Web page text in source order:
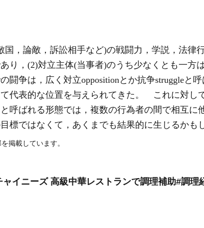
，論敵，訴訟相手など)の戦闘力，学説，法律
り，(2)対立主体(当事者)のうち少なくとも一方
闘争は，広く対立oppositionとか抗争struggleと
代表的な位置を与えられてきた。 これに対し
と呼ばれる形態では，複数の行為者の間で相互に
標ではなくて，あくまでも結果的に生じるか
掲載しています。
イニーズ 高級中華レストランで調理補助#調